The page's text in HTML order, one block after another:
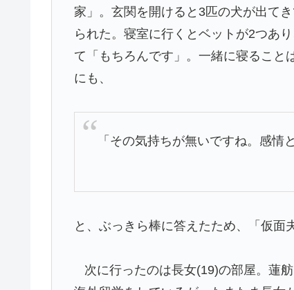
家」。玄関を開けると3匹の犬が出て
られた。寝室に行くとベットが2つあ
て「もちろんです」。一緒に寝ること
にも、
「その気持ちが無いですね。感情
と、ぶっきら棒に答えたため、「仮面
次に行ったのは長女(19)の部屋。蓮